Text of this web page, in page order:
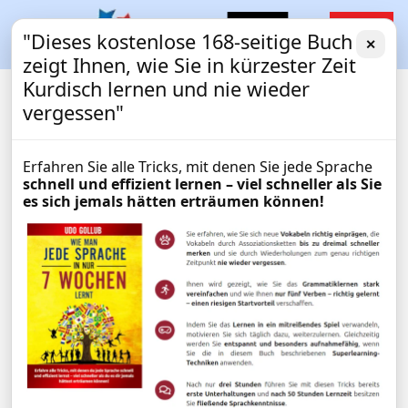
EXPRESSKURS
Kurdisch lernen mit
"Dieses kostenlose 168-seitige Buch
zeigt Ihnen, wie Sie in kürzester Zeit
Kurdisch lernen und nie wieder
vergessen"
✕
Erfahren Sie alle Tricks, mit denen Sie jede Sprache
schnell und effizient lernen – viel schneller als Sie
es sich jemals hätten erträumen können!